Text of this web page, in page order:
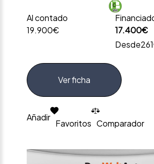
Al contado
19.900€
17.400€
Desde
Ver ficha
Añadir
Favoritos Comparador